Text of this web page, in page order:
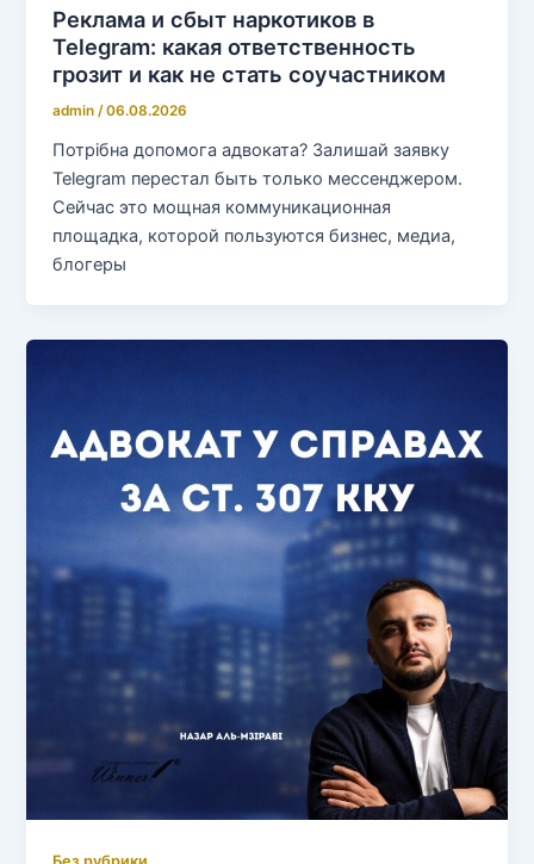
Реклама и сбыт наркотиков в
Telegram: какая ответственность
грозит и как не стать соучастником
admin /06.08.2026
Потрібна допомога адвоката? Залишай заявку
Telegram перестал быть только мессенджером.
Сейчас это мощная коммуникационная
площадка, которой пользуются бизнес, медиа,
блогеры